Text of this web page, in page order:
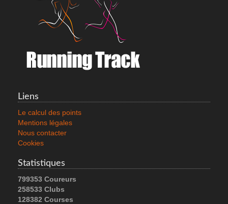
Liens
Le calcul des points
Mentions légales
Nous contacter
Cookies
Statistiques
799353 Coureurs
258533 Clubs
128382 Courses